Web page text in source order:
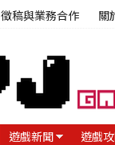
徵稿與業務合作 關
遊戲新聞 遊戲